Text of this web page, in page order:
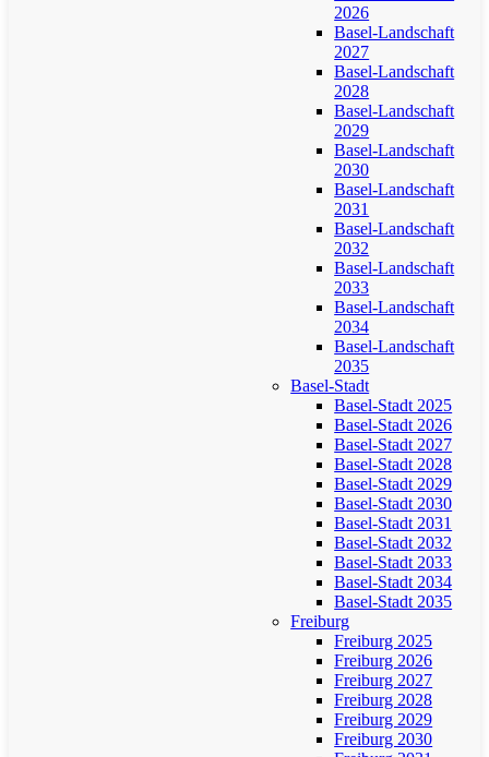
2026
Basel-Landschaft
2027
Basel-Landschaft
2028
Basel-Landschaft
2029
Basel-Landschaft
2030
Basel-Landschaft
2031
Basel-Landschaft
2032
Basel-Landschaft
2033
Basel-Landschaft
2034
Basel-Landschaft
2035
Basel-Stadt
Basel-Stadt 2025
Basel-Stadt 2026
Basel-Stadt 2027
Basel-Stadt 2028
Basel-Stadt 2029
Basel-Stadt 2030
Basel-Stadt 2031
Basel-Stadt 2032
Basel-Stadt 2033
Basel-Stadt 2034
Basel-Stadt 2035
Freiburg
Freiburg 2025
Freiburg 2026
Freiburg 2027
Freiburg 2028
Freiburg 2029
Freiburg 2030